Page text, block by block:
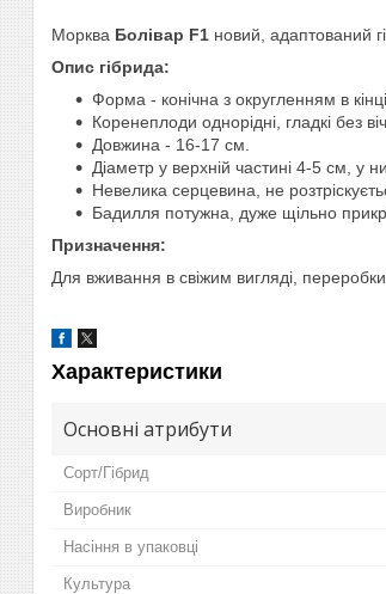
Морква Болівар F1 новий, адаптований
Опис гібрида:
Форма - конічна з округленням в кінці.
Коренеплоди однорідні, гладкі без
Довжина - 16-17 см.
Діаметр у верхній частині 4-5 см, у
Невелика серцевина, не
Бадилля потужна, дуже щільно
Призначення:
Для вживання в свіжим вигляді, переробки
Характеристики
Основні атрибути
Сорт/Гібрид
Виробник
Насіння в упаковці
Культура